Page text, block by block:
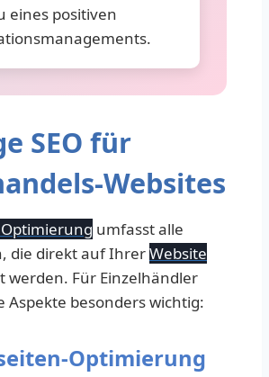
eines positiven
SEO für
Websites
umfasst alle
die direkt auf IhrerWebsite
werden. Für Einzelhändler
Aspekte besonders wichtig:
Optimierung